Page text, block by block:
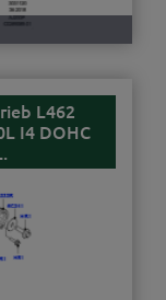
L462
I4 DOHC